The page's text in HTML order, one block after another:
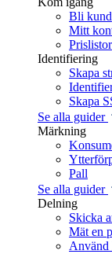
Bli kund
Mitt
Prislistor
Identifiering
Skapa
Skapa
Se alla guider
Märkning
Pall
Se alla guider
Delning
Skicka
Mät en
Använd